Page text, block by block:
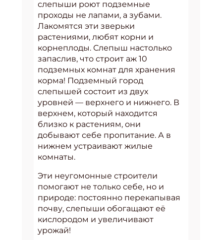
слепыши роют подземные
проходы не лапами, а зубами.
Лакомятся эти зверьки
растениями, любят корни и
корнеплоды. Слепыш настолько
запаслив, что строит аж 10
подземных комнат для хранения
корма! Подземный город
слепышей состоит из двух
уровней — верхнего и нижнего. В
верхнем, который находится
близко к растениям, они
добывают себе пропитание. А в
нижнем устраивают жилые
комнаты.
Эти неугомонные строители
помогают не только себе, но и
природе: постоянно перекапывая
почву, слепыши обогащают её
кислородом и увеличивают
урожай!